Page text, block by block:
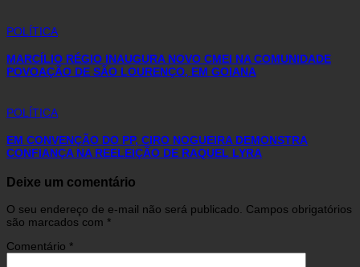
POLÍTICA
MARCÍLIO RÉGIO INAUGURA NOVO CMEI NA COMUNIDADE
POVOAÇÃO DE SÃO LOURENÇO, EM GOIANA
POLÍTICA
EM CONVENÇÃO DO PP, CIRO NOGUEIRA DEMONSTRA
CONFIANÇA NA REELEIÇÃO DE RAQUEL LYRA
Deixe um comentário
O seu endereço de e-mail não será publicado. Campos obrigatórios
são marcados com *
Comentário *